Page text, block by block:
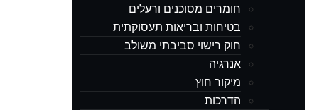
חומרים מסוכנים ורעלים
בטיחות ובריאות תעסוקתית
חוק רישוי סביבתי משולב
אנרגיה
מיקור חוץ
הדרכות